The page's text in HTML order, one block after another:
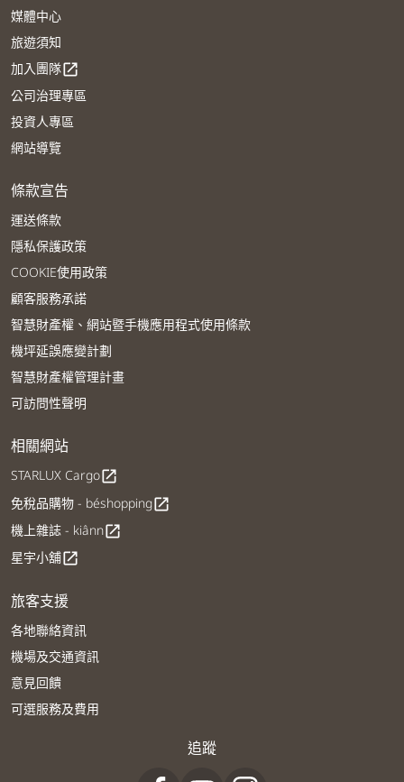
媒體中心
旅遊須知
加入團隊open_in_new
公司治理專區
投資人專區
網站導覽
條款宣告
運送條款
隱私保護政策
COOKIE使用政策
顧客服務承諾
智慧財產權、網站暨手機應用程式使用條款
機坪延誤應變計劃
智慧財產權管理計畫
可訪問性聲明
相關網站
STARLUX Cargoopen_in_new
免稅品購物 - béshoppingopen_in_new
機上雜誌 - kiânnopen_in_new
星宇小舖open_in_new
旅客支援
各地聯絡資訊
機場及交通資訊
意見回饋
可選服務及費用
追蹤